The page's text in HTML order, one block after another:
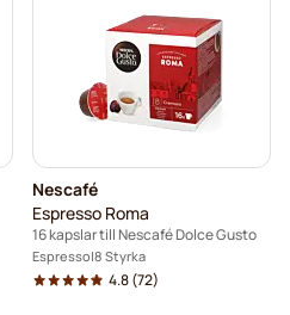
Nescafé
Espresso Roma
16 kapslar till Nescafé Dolce Gusto
Espresso 8 Styrka
4.8(72)